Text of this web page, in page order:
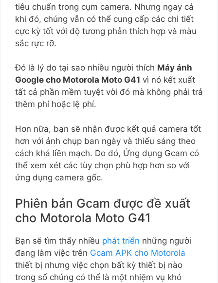
tiêu chuẩn trong cụm camera. Nhưng ngay cả
khi đó, chúng vẫn có thể cung cấp các chi tiết
cực kỳ tốt với độ tương phản thích hợp và màu
sắc rực rỡ.
Đó là lý do tại sao nhiều người thích Máy ảnh
Google cho Motorola Moto G41 vì nó kết xuất
tất cả phần mềm tuyệt vời đó mà không phải trả
thêm phí hoặc lệ phí.
Hơn nữa, bạn sẽ nhận được kết quả camera tốt
hơn với ảnh chụp ban ngày và thiếu sáng theo
cách khá liền mạch. Do đó, Ứng dụng Gcam có
thể xem xét các tùy chọn phù hợp hơn so với
ứng dụng camera gốc.
Phiên bản Gcam được đề xuất
cho Motorola Moto G41
Bạn sẽ tìm thấy nhiều phát triển những người
đang làm việc trên Gcam APK cho Motorola
thiết bị nhưng việc chọn bất kỳ thiết bị nào
trong số chúng có thể là một nhiệm vụ khó